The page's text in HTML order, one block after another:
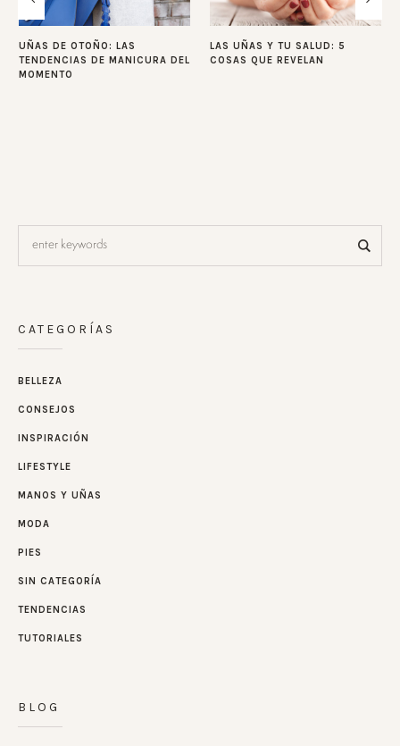
UÑAS DE OTOÑO: LAS
TENDENCIAS DE MANICURA DEL
MOMENTO
LAS UÑAS Y TU SALUD: 5
COSAS QUE REVELAN
CATEGORÍAS
BELLEZA
CONSEJOS
INSPIRACIÓN
LIFESTYLE
MANOS Y UÑAS
MODA
PIES
SIN CATEGORÍA
TENDENCIAS
TUTORIALES
BLOG